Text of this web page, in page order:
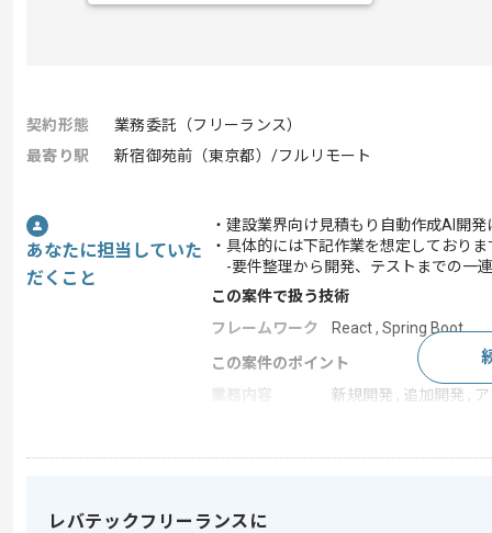
契約形態
業務委託（フリーランス）
最寄り駅
新宿御苑前（東京都）/フルリモート
あなたに担当していた
だくこと
・建設業界向け見積もり自動作成AI開
・具体的には下記作業を想定しておりま
-要件整理から開発、テストまでの一
この案件で扱う技術
フレームワーク
React , Spring Boot
この案件のポイント
新規開発 , 追加開発 ,
レバテックフリーランスに